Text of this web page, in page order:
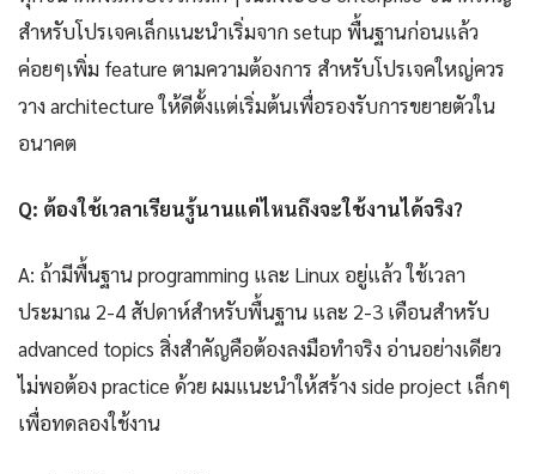
สำหรับโปรเจคเล็กแนะนำเริ่มจาก setup พื้นฐานก่อนแล้ว
ค่อยๆเพิ่ม feature ตามความต้องการ สำหรับโปรเจคใหญ่ควร
วาง architecture ให้ดีตั้งแต่เริ่มต้นเพื่อรองรับการขยายตัวใน
อนาคต
Q: ต้องใช้เวลาเรียนรู้นานแค่ไหนถึงจะใช้งานได้จริง?
A: ถ้ามีพื้นฐาน programming และ Linux อยู่แล้ว ใช้เวลา
ประมาณ 2-4 สัปดาห์สำหรับพื้นฐาน และ 2-3 เดือนสำหรับ
advanced topics สิ่งสำคัญคือต้องลงมือทำจริง อ่านอย่างเดียว
ไม่พอต้อง practice ด้วย ผมแนะนำให้สร้าง side project เล็กๆ
เพื่อทดลองใช้งาน